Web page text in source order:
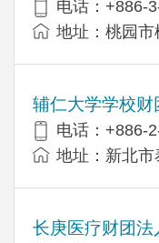
电话：+886-
地址：桃园
辅仁大学学校
电话：+886-
地址：新北
长庚医疗财团